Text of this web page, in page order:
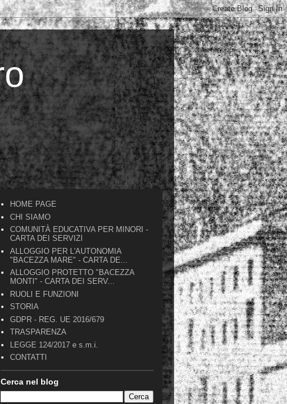
HOME PAGE
CHI SIAMO
COMUNITÀ EDUCATIVA PER MINORI -
CARTA DEI SERVIZI
ALLOGGIO PER L'AUTONOMIA
"BACEZZA MARE" - CARTA DE...
ALLOGGIO PROTETTO "BACEZZA
MONTI" - CARTA DEI SERV...
RUOLI E FUNZIONI
STORIA
GDPR - REG. UE 2016/679
TRASPARENZA
LEGGE 124/2017 e s.m.i.
CONTATTI
Cerca nel blog